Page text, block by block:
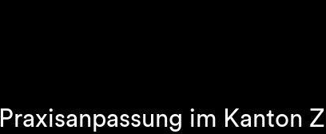
Praxisanpassung im Kanton